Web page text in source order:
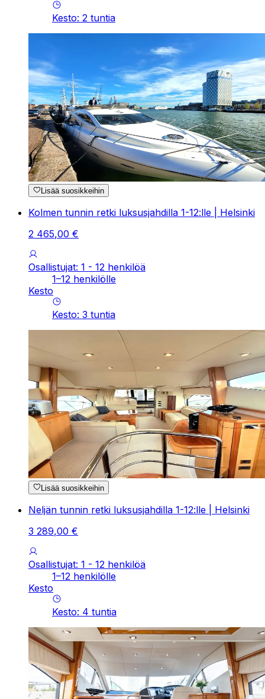
Kesto: 2 tuntia
Lisää suosikkeihin
Kolmen tunnin retki luksusjahdilla 1-12:lle | Helsinki
2 465,00 €
Osallistujat: 1 - 12 henkilöä
1–12 henkilölle
Kesto
Kesto: 3 tuntia
Lisää suosikkeihin
Neljän tunnin retki luksusjahdilla 1-12:lle | Helsinki
3 289,00 €
Osallistujat: 1 - 12 henkilöä
1–12 henkilölle
Kesto
Kesto: 4 tuntia